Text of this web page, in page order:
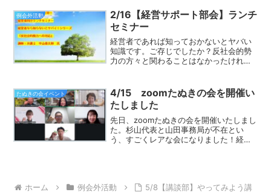
ない…そんなお悩みはありませんか？本
セミナーでは、集客につ...
例会外活動
2/16【経営サポート部会】ランチ
セミナー
経営者であれば知っておかないとヤバい
知識です。ご存じでしたか？反社会的勢
力の方々と関わることはなかったけれ
営サポート部会部会FBライブ～経営者な
ら知らないとヤバい...
たぬきの会イベント
4/15 zoomたぬきの会を開催い
たしました
先日、zoomたぬきの会を開催いたしまし
た。杉山代表と山田事務局が不在とい
う、すごくレアな会になりました！経営
ホーム
例会外活動 5/8【講談部】やってみよう講